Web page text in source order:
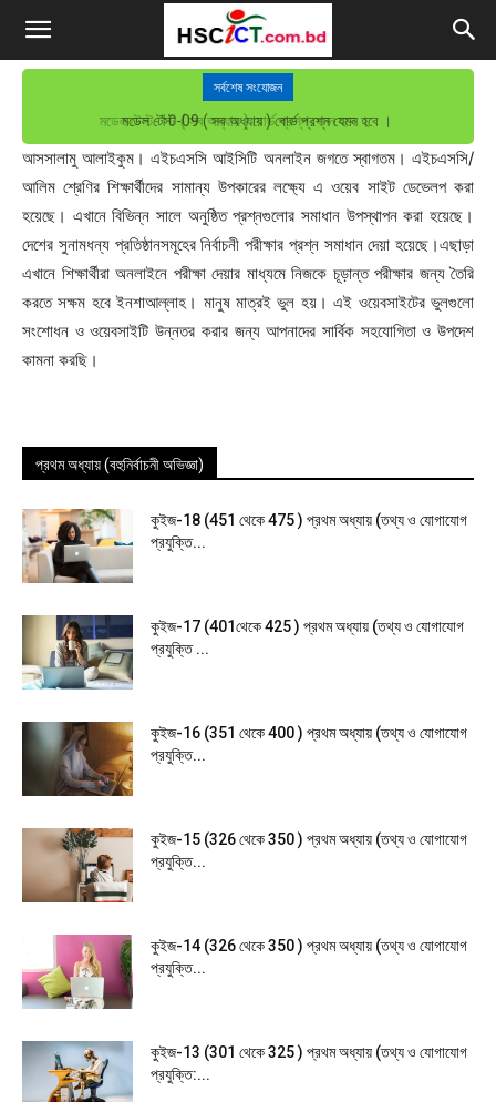
সর্বশেষ সংযোজন
মডেল টেস্ট-09 ( সব অধ্যায় ) বোর্ড প্রশ্ন যেমন হবে ।
আসসালামু আলাইকুম। এইচএসসি আইসিটি অনলাইন জগতে স্বাগতম। এইচএসসি/
আলিম শ্রেণির শিক্ষার্থীদের সামান্য উপকারের লক্ষ্যে এ ওয়েব সাইট ডেভেলপ করা
হয়েছে। এখানে বিভিন্ন সালে অনুষ্ঠিত প্রশ্নগুলোর সমাধান উপস্থাপন করা হয়েছে।
দেশের সুনামধন্য প্রতিষ্ঠানসমূহের নির্বাচনী পরীক্ষার প্রশ্ন সমাধান দেয়া হয়েছে।এছাড়া
এখানে শিক্ষার্থীরা অনলাইনে পরীক্ষা দেয়ার মাধ্যমে নিজকে চূড়ান্ত পরীক্ষার জন্য তৈরি
করতে সক্ষম হবে ইনশাআল্লাহ। মানুষ মাত্রই ভুল হয়। এই ওয়েবসাইটের ভুলগুলো
সংশোধন ও ওয়েবসাইটি উন্নতর করার জন্য আপনাদের সার্বিক সহযোগিতা ও উপদেশ
কামনা করছি।
প্রথম অধ্যায় (বহুনির্বাচনী অভিজ্ঞা)
কুইজ-18 (451 থেকে 475 ) প্রথম অধ্যায় (তথ্য ও যোগাযোগ
প্রযুক্তি...
কুইজ-17 (401থেকে 425 ) প্রথম অধ্যায় (তথ্য ও যোগাযোগ
প্রযুক্তি ...
কুইজ-16 (351 থেকে 400 ) প্রথম অধ্যায় (তথ্য ও যোগাযোগ
প্রযুক্তি...
কুইজ-15 (326 থেকে 350 ) প্রথম অধ্যায় (তথ্য ও যোগাযোগ
প্রযুক্তি...
কুইজ-14 (326 থেকে 350 ) প্রথম অধ্যায় (তথ্য ও যোগাযোগ
প্রযুক্তি...
কুইজ-13 (301 থেকে 325 ) প্রথম অধ্যায় (তথ্য ও যোগাযোগ
প্রযুক্তি:...